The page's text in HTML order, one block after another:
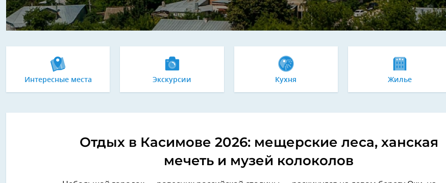
Интересные места Экскурсии Кухня Жилье
Отдых в Касимове 2026: мещерские леса, ханская
мечеть и музей колоколов